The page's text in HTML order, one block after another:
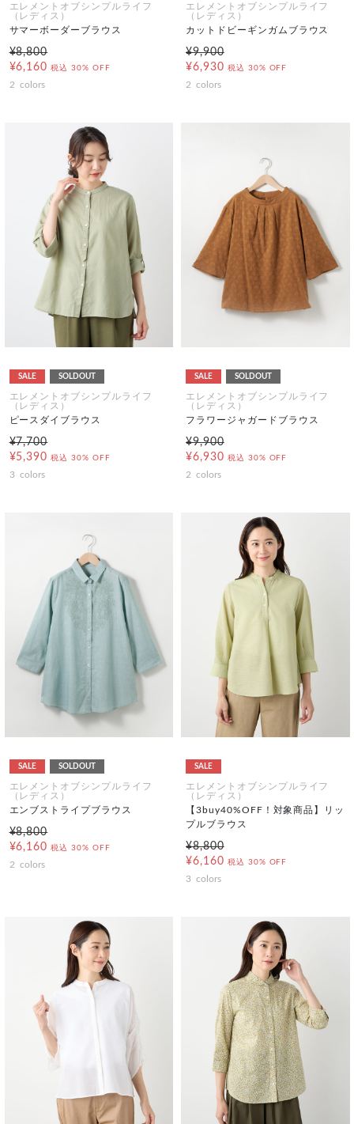
エレメントオブシンプルライフ
（レディス）
サマーボーダーブラウス
¥8,800
¥6,160 税込 30% OFF
2 colors
エレメントオブシンプルライフ
（レディス）
カットドビーギンガムブラウス
¥9,900
¥6,930 税込 30% OFF
2 colors
SALE SOLDOUT
エレメントオブシンプルライフ
（レディス）
ピースダイブラウス
¥7,700
¥5,390 税込 30% OFF
3 colors
SALE SOLDOUT
エレメントオブシンプルライフ
（レディス）
フラワージャガードブラウス
¥9,900
¥6,930 税込 30% OFF
2 colors
SALE SOLDOUT
エレメントオブシンプルライフ
（レディス）
エンブストライプブラウス
¥8,800
¥6,160 税込 30% OFF
2 colors
SALE
エレメントオブシンプルライフ
（レディス）
【3buy40%OFF！対象商品】リッ
プルブラウス
¥8,800
¥6,160 税込 30% OFF
3 colors